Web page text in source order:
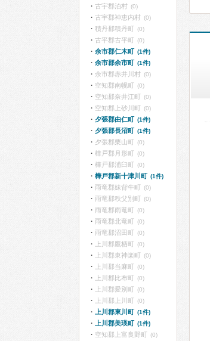
古宇郡泊村 (0)
古宇郡神恵内村 (0)
積丹郡積丹町 (0)
古平郡古平町 (0)
余市郡仁木町 (1件)
余市郡余市町 (1件)
余市郡赤井川村 (0)
空知郡南幌町 (0)
空知郡奈井江町 (0)
空知郡上砂川町 (0)
夕張郡由仁町 (1件)
夕張郡長沼町 (1件)
夕張郡栗山町 (0)
樺戸郡月形町 (0)
樺戸郡浦臼町 (0)
樺戸郡新十津川町 (1件)
雨竜郡妹背牛町 (0)
雨竜郡秩父別町 (0)
雨竜郡雨竜町 (0)
雨竜郡北竜町 (0)
雨竜郡沼田町 (0)
上川郡鷹栖町 (0)
上川郡東神楽町 (0)
上川郡当麻町 (0)
上川郡比布町 (0)
上川郡愛別町 (0)
上川郡上川町 (0)
上川郡東川町 (1件)
上川郡美瑛町 (1件)
空知郡上富良野町 (0)